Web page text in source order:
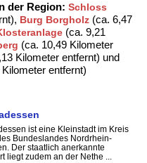
der Region: Schloss
Burg Borgholz (ca. 6,47
(ca. 9,21
(ca. 10,49 Kilometer
Kilometer entfernt) und
entfernt)
ist eine Kleinstadt im Kreis
Bundeslandes Nordrhein-
Der staatlich anerkannte
liegt zudem an der Nethe ...